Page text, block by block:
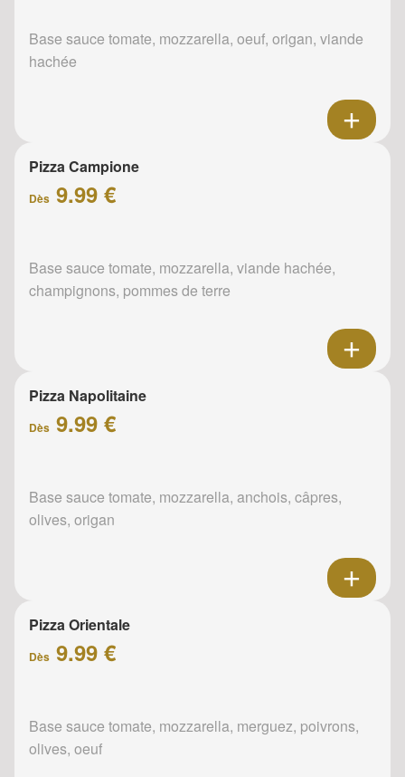
Base sauce tomate, mozzarella, oeuf, origan, viande
hachée
Pizza Campione
Dès 9.99 €
Base sauce tomate, mozzarella, viande hachée,
champignons, pommes de terre
Pizza Napolitaine
Dès 9.99 €
Base sauce tomate, mozzarella, anchois, câpres,
olives, origan
Pizza Orientale
Dès 9.99 €
Base sauce tomate, mozzarella, merguez, poivrons,
olives, oeuf